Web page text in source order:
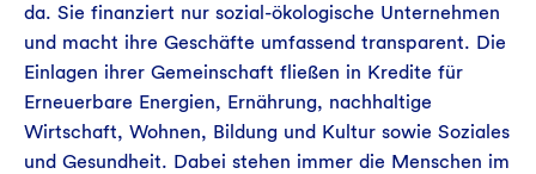
da. Sie finanziert nur sozial-ökologische Unternehmen
und macht ihre Geschäfte umfassend transparent. Die
Einlagen ihrer Gemeinschaft fließen in Kredite für
Erneuerbare Energien, Ernährung, nachhaltige
Wirtschaft, Wohnen, Bildung und Kultur sowie Soziales
und Gesundheit. Dabei stehen immer die Menschen im